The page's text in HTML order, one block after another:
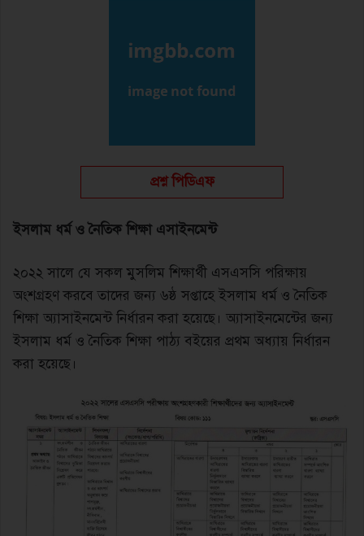
প্রশ্ন পিডিএফ
ইসলাম ধর্ম ও নৈতিক শিক্ষা এসাইনমেন্ট
২০২২ সালে যে সকল মুসলিম শিক্ষার্থী এসএসসি পরিক্ষায়
অংশগ্রহণ করবে তাদের জন্য ৬ষ্ঠ সপ্তাহে ইসলাম ধর্ম ও নৈতিক
শিক্ষা অ্যাসাইনমেন্ট নির্ধারন করা হয়েছে। অ্যাসাইনমেন্টের জন্য
ইসলাম ধর্ম ও নৈতিক শিক্ষা পাঠ্য বইয়ের প্রথম অধ্যায় নির্ধারন
করা হয়েছে।